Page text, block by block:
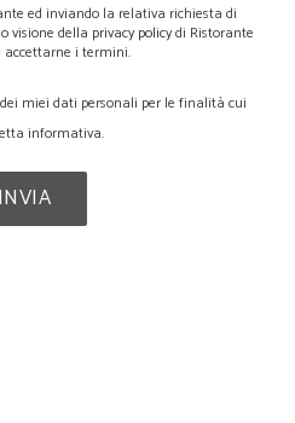
ed inviando la relativa richiesta di
visione della privacy policydi Ristorante
accettarne i termini.
miei dati personali per le finalità cui
informativa.